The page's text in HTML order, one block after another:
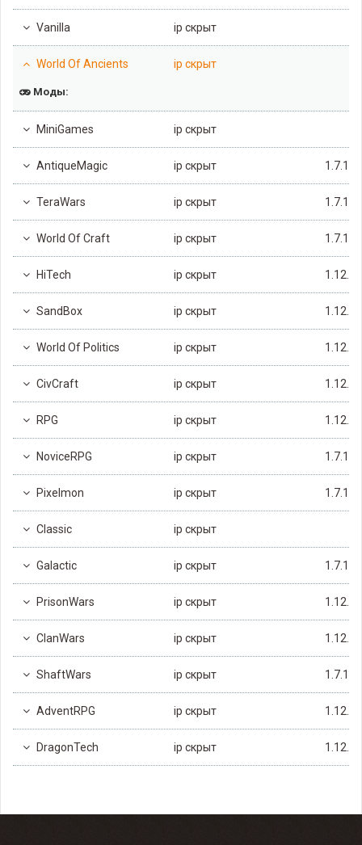
Vanilla ip скрыт
World Of Ancients ip скрыт
Моды:
MiniGames ip скрыт
AntiqueMagic ip скрыт 1.7.10
TeraWars ip скрыт 1.7.10
World Of Craft ip скрыт 1.7.10
HiTech ip скрыт 1.12.2
SandBox ip скрыт 1.12.2
World Of Politics ip скрыт 1.12.2
CivCraft ip скрыт 1.12.2
RPG ip скрыт 1.12.2
NoviceRPG ip скрыт 1.7.10
Pixelmon ip скрыт 1.7.10
Classic ip скрыт
Galactic ip скрыт 1.7.10
PrisonWars ip скрыт 1.12.2
ClanWars ip скрыт 1.12.2
ShaftWars ip скрыт 1.7.10
AdventRPG ip скрыт 1.12.2
DragonTech ip скрыт 1.12.2